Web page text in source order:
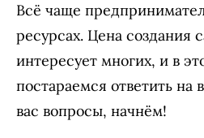
Всё чаще
ресурсах. Цена создания
интересует многих, и в
постараемся ответить
вас вопросы, начнём!